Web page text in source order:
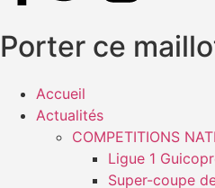
Porter ce
Accueil
Actualités
COMPETITIONS
Ligue 1
Super-coupe